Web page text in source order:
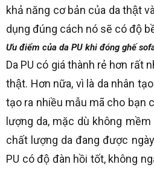
khả năng cơ bản của da thật
dụng đúng cách nó sẽ có độ
Ưu điểm của da PU khi đóng ghế
Da PU có giá thành rẻ hơn rất
thật. Hơn nữa, vì là da nhân
tạo ra nhiều mẫu mã cho bạn
lượng da, mặc dù không
chất lượng da đang được
PU có độ đàn hồi tốt, không